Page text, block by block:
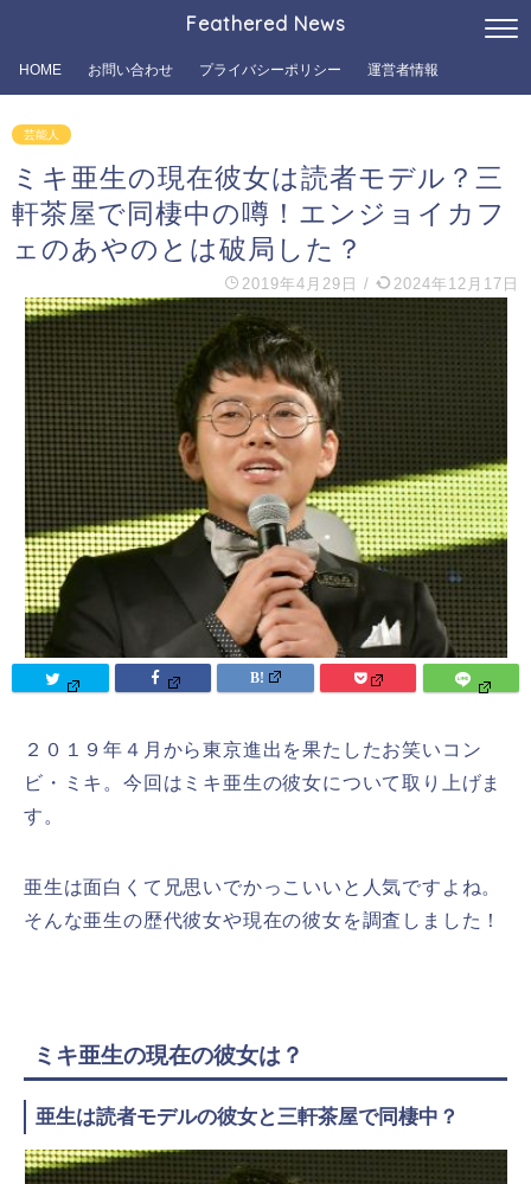
Feathered News
HOME お問い合わせ プライバシーポリシー 運営者情報
芸能人
ミキ亜生の現在彼女は読者モデル？三
軒茶屋で同棲中の噂！エンジョイカフ
ェのあやのとは破局した？
2019年4月29日 / 2024年12月17日
２０１９年４月から東京進出を果たしたお笑いコン
ビ・ミキ。今回はミキ亜生の彼女について取り上げま
す。
亜生は面白くて兄思いでかっこいいと人気ですよね。
そんな亜生の歴代彼女や現在の彼女を調査しました！
ミキ亜生の現在の彼女は？
亜生は読者モデルの彼女と三軒茶屋で同棲中？